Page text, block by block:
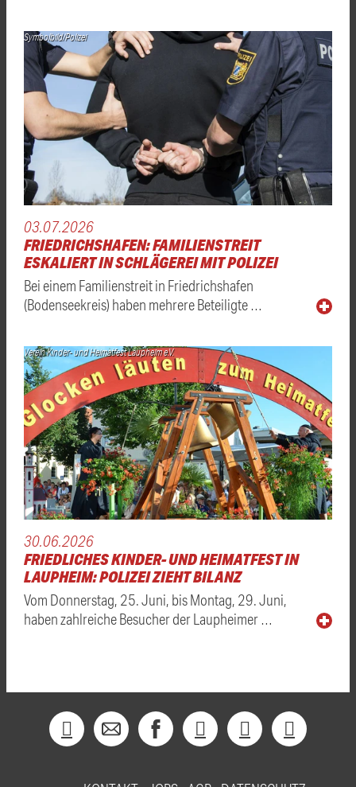
Symbolbild/Polizei
03.07.2026
FRIEDRICHSHAFEN: FAMILIENSTREIT
ESKALIERT IN SCHLÄGEREI MIT POLIZEI
Bei einem Familienstreit in Friedrichshafen
(Bodenseekreis) haben mehrere Beteiligte …
Verein Kinder- und Heimatfest Laupheim e.V.
30.06.2026
FRIEDLICHES KINDER- UND HEIMATFEST IN
LAUPHEIM: POLIZEI ZIEHT BILANZ
Vom Donnerstag, 25. Juni, bis Montag, 29. Juni,
haben zahlreiche Besucher der Laupheimer …